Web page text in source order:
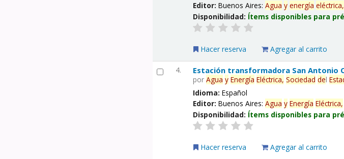
Editor:Buenos Aires:Agua y energía eléctrica,
Disponibilidad: Ítems disponibles para
Hacer reserva Agregar al carrito
4. Estación transformadora San Antonio
porAgua y Energía Eléctrica, Sociedad del
Idioma:Español
Editor:Buenos Aires:Agua y Energía Eléctrica,
Disponibilidad: Ítems disponibles para
Hacer reserva Agregar al carrito